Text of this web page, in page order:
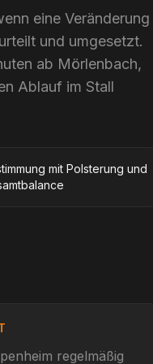
eine Veränderung
und umgesetzt.
ab Mörlenbach,
Ablauf im Stall
mit Polsterung und
regelmäßig